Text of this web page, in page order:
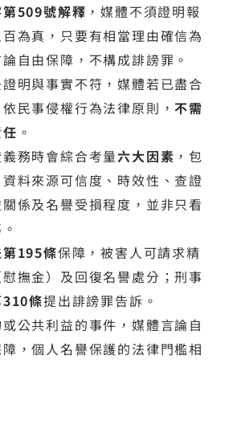
509號解釋 ，媒體不須證明報
為真，只要有相當理由確信為
自由保障，不構成誹謗罪。
明與事實不符，媒體若已盡合
民事侵權行為法律原則，不需
。
務時會綜合考量六大因素 ，包
料來源可信度、時效性、查證
係及名譽受損程度，並非只看
195條保障，被害人可請求精
撫金）及回復名譽處分；刑事
310條提出誹謗罪告訴。
公共利益的事件，媒體言論自
，個人名譽保護的法律門檻相